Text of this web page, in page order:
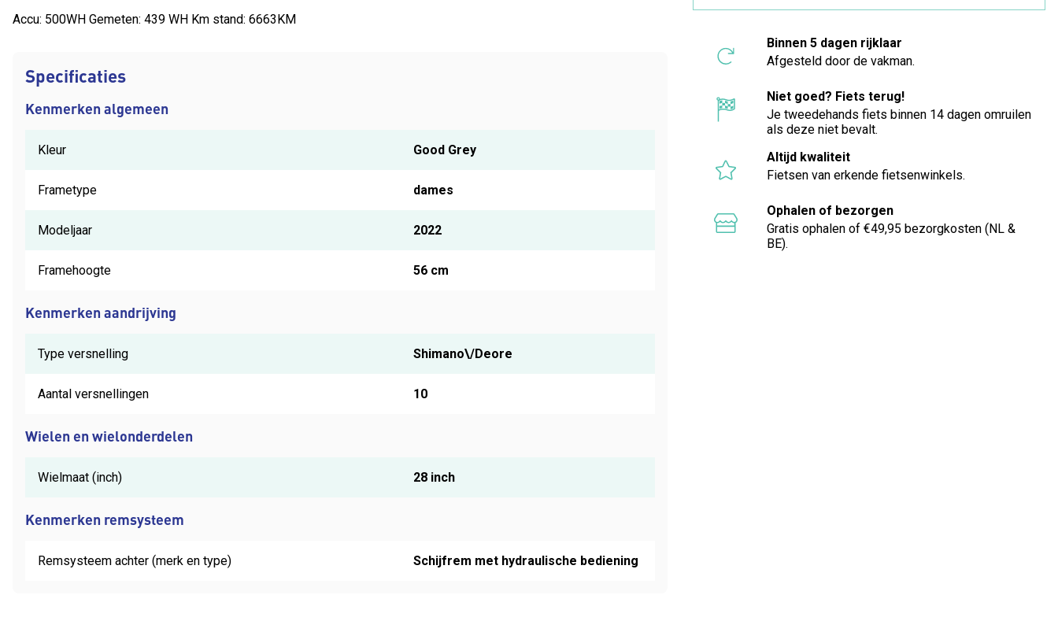
Accu: 500WH Gemeten: 439 WH Km stand: 6663KM
Specificaties
Kenmerken algemeen
Kleur Good Grey
Frametype dames
Modeljaar 2022
Framehoogte 56 cm
Kenmerken aandrijving
Type versnelling Shimano\/Deore
Aantal versnellingen 10
Wielen en wielonderdelen
Wielmaat (inch) 28 inch
Kenmerken remsysteem
Remsysteem achter (merk en type) Schijfrem met hydraulische bediening
Binnen 5 dagen rijklaar
Afgesteld door de vakman.
Niet goed? Fiets terug!
Je tweedehands fiets binnen 14 dagen omruilen
als deze niet bevalt.
Altijd kwaliteit
Fietsen van erkende fietsenwinkels.
Ophalen of bezorgen
Gratis ophalen of €49,95 bezorgkosten (NL &
BE).